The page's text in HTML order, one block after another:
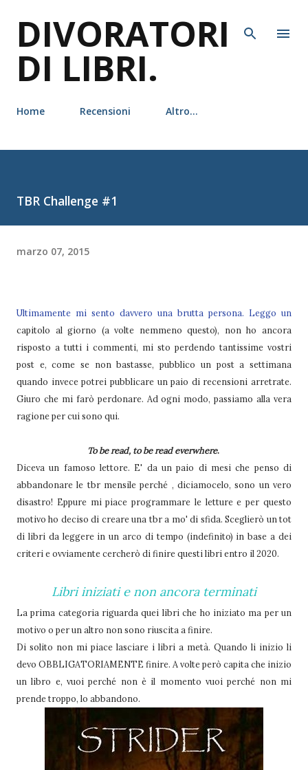
DIVORATORI
DI LIBRI.
Home Recensioni Altro…
TBR Challenge #1
marzo 07, 2015
Ultimamente mi sento davvero una brutta persona. Leggo un
capitolo al giorno (a volte nemmeno questo), non ho ancora
risposto a tutti i commenti, mi sto perdendo tantissime vostri
post e, come se non bastasse, pubblico un post a settimana
quando invece potrei pubblicare un paio di recensioni arretrate.
Giuro che mi farò perdonare. Ad ogni modo, passiamo alla vera
ragione per cui sono qui.
To be read, to be read everwhere.
Diceva un famoso lettore. E' da un paio di mesi che penso di
abbandonare le tbr mensile perché , diciamocelo, sono un vero
disastro! Eppure mi piace programmare le letture e per questo
motivo ho deciso di creare una tbr a mo' di sfida. Sceglierò un tot
di libri da leggere in un arco di tempo (indefinito) in base a dei
criteri e ovviamente cercherò di finire questi libri entro il 2020.
Libri iniziati e non ancora terminati
La prima categoria riguarda quei libri che ho iniziato ma per un
motivo o per un altro non sono riuscita a finire.
Di solito non mi piace lasciare i libri a metà. Quando li inizio li
devo OBBLIGATORIAMENTE finire. A volte però capita che inizio
un libro e, vuoi perché non è il momento vuoi perché non mi
prende troppo, lo abbandono.